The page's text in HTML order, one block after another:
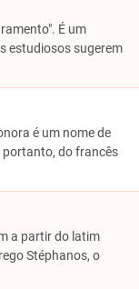
É um
estudiosos sugerem
é um nome de
portanto, do francês
a partir do latim
Stéphanos, o